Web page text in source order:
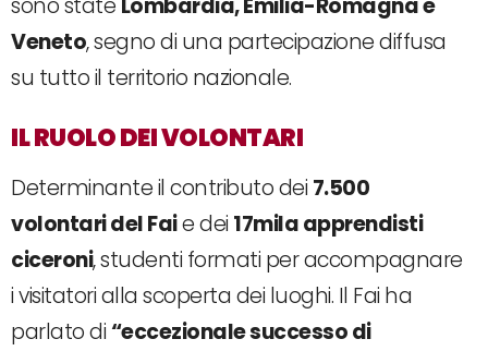
sono state Lombardia, Emilia-Romagna e
Veneto, segno di una partecipazione diffusa
su tutto il territorio nazionale.
IL RUOLO DEI VOLONTARI
Determinante il contributo dei 7.500
volontari del Faie dei 17mila apprendisti
ciceroni, studenti formati per accompagnare
i visitatori alla scoperta dei luoghi. Il Fai ha
parlato di “eccezionale successo di